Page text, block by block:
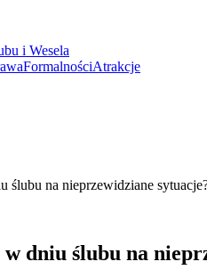
i Wesela
FormalnościAtrakcje
ślubu na nieprzewidziane
dniu ślubu na